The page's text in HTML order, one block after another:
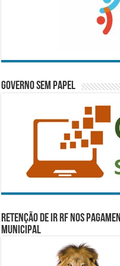
Governo Sem Papel
RETENÇÃO DE IR RF NOS
MUNICIPAL